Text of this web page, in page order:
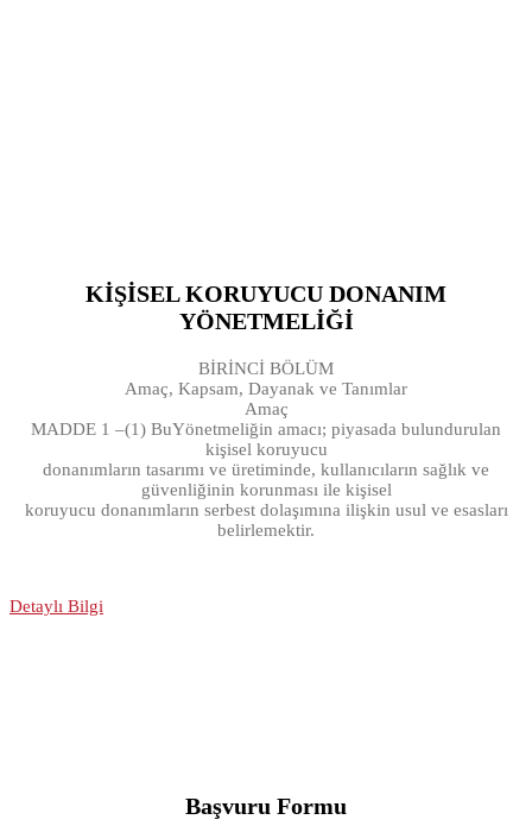
KİŞİSEL KORUYUCU DONANIM
YÖNETMELİĞİ
BİRİNCİ BÖLÜM
Amaç, Kapsam, Dayanak ve Tanımlar
Amaç
MADDE 1 –(1) BuYönetmeliğin amacı; piyasada bulundurulan
kişisel koruyucu
donanımların tasarımı ve üretiminde, kullanıcıların sağlık ve
güvenliğinin korunması ile kişisel
koruyucu donanımların serbest dolaşımına ilişkin usul ve esasları
belirlemektir.
Detaylı Bilgi
Başvuru Formu